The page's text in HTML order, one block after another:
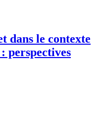
dans le contexte
perspectives